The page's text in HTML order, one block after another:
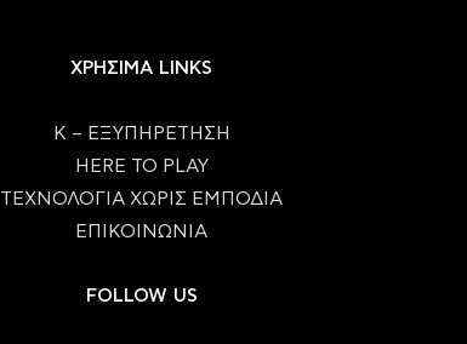
ΧΡΗΣΙΜΑ LINKS
Κ – ΕΞΥΠΗΡΕΤΗΣΗ
HERE TO PLAY
ΤΕΧΝΟΛΟΓΙΑ ΧΩΡΙΣ ΕΜΠΟΔΙΑ
ΕΠΙΚΟΙΝΩΝΙΑ
FOLLOW US